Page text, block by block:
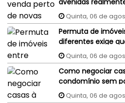
avenidas
mais?
Quinta, 06 de
Permuta de
diferentes exige
Quinta, 06 de
Como negociar
condomínio sem
comprador
Quinta, 06 de